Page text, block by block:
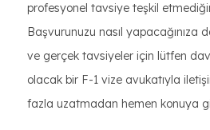
profesyonel tavsiye teşkil
Başvurunuzu nasıl yapacağınıza
ve gerçek tavsiyeler için lütfen
olacak bir F-1 vize avukatıyla
fazla uzatmadan hemen konuya